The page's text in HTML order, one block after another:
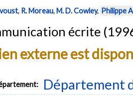
, R. Moreau,M. D. Cowley, Philippe
écrite
externe est
Département